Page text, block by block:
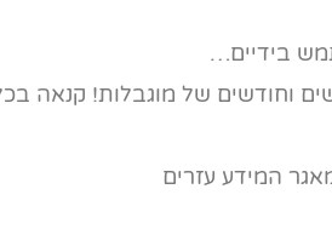
בידיים…
של מוגבלות! קנאה